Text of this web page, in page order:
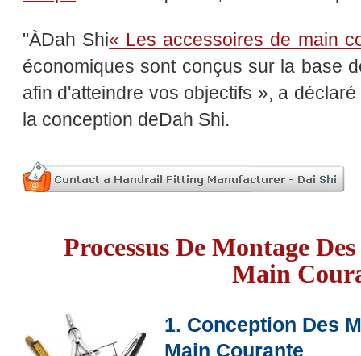
"ÀDah Shi« Les accessoires de main
économiques sont conçus sur la base
afin d'atteindre vos objectifs », a
la conception deDah Shi.
Processus De Montage
Main
1. Conception Des
Main Courante